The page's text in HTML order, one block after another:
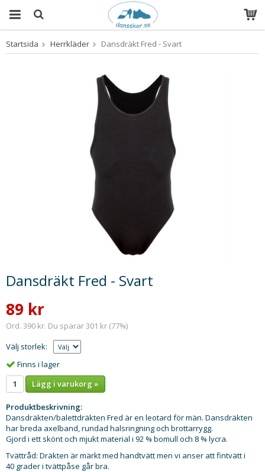
Produkten har blivit tillagd i varukorgen
Startsida Herrkläder Dansdräkt Fred - Svart
Dansdräkt Fred - Svart
89 kr
Ord. 390 kr. Du sparar 301 kr (77%)
Välj storlek:
Finns i lager
Lägg i varukorg »
Produktbeskrivning:
Dansdräkten/balettdräkten Fred är en leotard för män. Dansdräkten
har breda axelband, rundad halsringning och brottarrygg.
Gjord i ett skönt och mjukt material i 92 % bomull och 8 % lycra.
Tvättråd: Dräkten är märkt med handtvätt men vi anser att fintvätt i
40 grader i tvättpåse går bra.